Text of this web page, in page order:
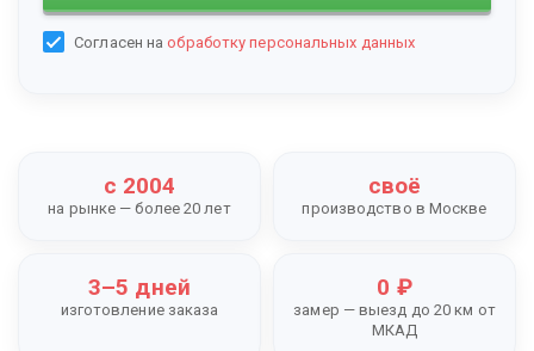
Согласен наобработку персональных данных
с 2004
на рынке — более 20 лет
своё
производство в Москве
3–5 дней
изготовление заказа
0 ₽
замер — выезд до 20 км от
МКАД